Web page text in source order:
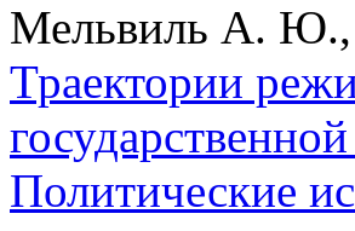
Мельвиль А.
Траектории
Политические